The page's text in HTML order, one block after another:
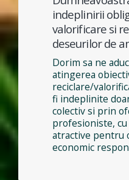
indeplinirii
valorificare si
deseurilor de
Dorim sa ne
atingerea
reciclare/
fi indeplinite
colectiv si prin
profesioniste,
atractive pentru
economic